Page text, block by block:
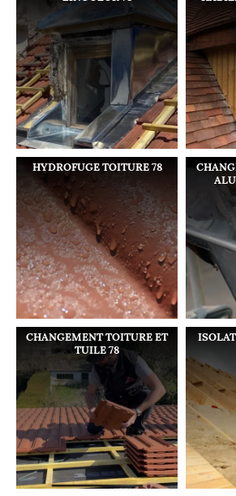
HYDROFUGE TOITURE 78
CHANGEMENT TOITURE ET
TUILE 78